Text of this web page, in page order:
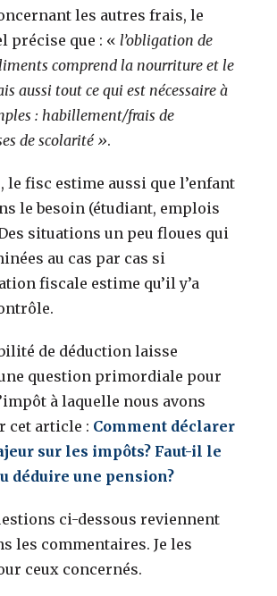
les autres frais, le
précise que : «l’obligation de
comprend la nourriture et le
aussi tout ce qui est nécessaire à
: habillement/frais de
de scolarité ».
le fisc estime aussi que l’enfant
le besoin (étudiant, emplois
situations un peu floues qui
au cas par cas si
fiscale estime qu’il y’a
de déduction laisse
question primordiale pour
à laquelle nous avons
cet article : Comment déclarer
sur les impôts? Faut-il le
déduire une pension?
ci-dessous reviennent
les commentaires. Je les
ceux concernés.